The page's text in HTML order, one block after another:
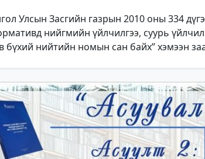
Улсын Засгийн газрын 2010 оны 334
нийгмийн үйлчилгээ, суурь
бүхий нийтийн номын сан байх” хэмээн